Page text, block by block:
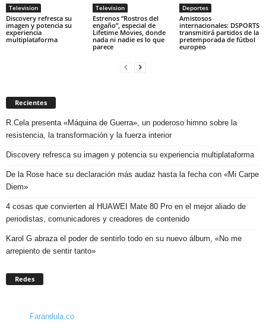
Television
Discovery refresca su
imagen y potencia su
experiencia
multiplataforma
Television
Estrenos “Rostros del
engaño”, especial de
Lifetime Movies, donde
nada ni nadie es lo que
parece
Deportes
Amistosos
internacionales: DSPORTS
transmitirá partidos de la
pretemporada de fútbol
europeo
Recientes
R.Cela presenta «Máquina de Guerra», un poderoso himno sobre la
resistencia, la transformación y la fuerza interior
Discovery refresca su imagen y potencia su experiencia multiplataforma
De la Rose hace su declaración más audaz hasta la fecha con «Mi Carpe
Diem»
4 cosas que convierten al HUAWEI Mate 80 Pro en el mejor aliado de
periodistas, comunicadores y creadores de contenido
Karol G abraza el poder de sentirlo todo en su nuevo álbum, «No me
arrepiento de sentir tanto»
Redes
Farandula.co